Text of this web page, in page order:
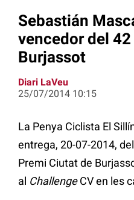
Sebastián
vencedor del
Burjassot
Diari LaVeu
25/07/2014 10:15
La Penya Ciclista El
entrega, 20-07-2014,
Premi Ciutat de
al ChallengeCV en les